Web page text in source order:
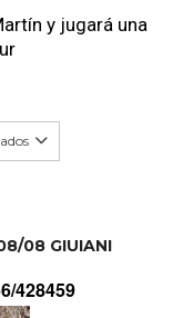
y jugará una
08 GIUIANI
428459